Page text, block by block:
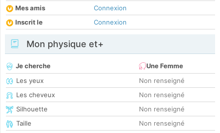
Mes amis
Connexion
Inscrit le
Connexion
Mon physique et+
Je cherche
Une Femme
Les yeux
Non renseigné
Les cheveux
Non renseigné
Silhouette
Non renseigné
Taille
Non renseigné